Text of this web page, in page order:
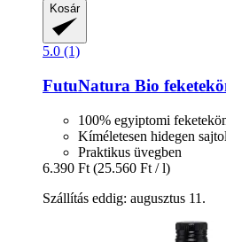
Kosár
5.0 (1)
FutuNatura Bio
100% egyiptomi
Kíméletesen hidegen
Praktikus üvegben
6.390 Ft (25.560 Ft / l)
Szállítás eddig: augusztus 11.